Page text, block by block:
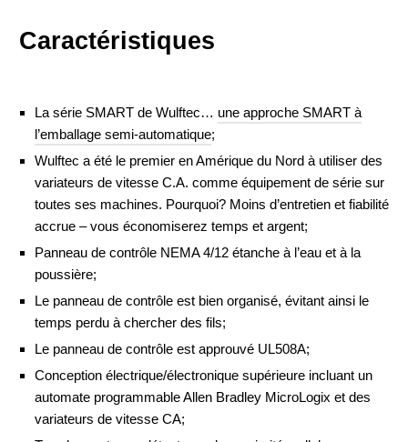
Caractéristiques
La série SMART de Wulftec… une approche SMART à
l’emballage semi-automatique;
Wulftec a été le premier en Amérique du Nord à utiliser des
variateurs de vitesse C.A. comme équipement de série sur
toutes ses machines. Pourquoi? Moins d’entretien et fiabilité
accrue – vous économiserez temps et argent;
Panneau de contrôle NEMA 4/12 étanche à l’eau et à la
poussière;
Le panneau de contrôle est bien organisé, évitant ainsi le
temps perdu à chercher des fils;
Le panneau de contrôle est approuvé UL508A;
Conception électrique/électronique supérieure incluant un
automate programmable Allen Bradley MicroLogix et des
variateurs de vitesse CA;